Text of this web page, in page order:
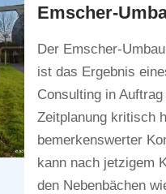
Emscher-
Der Emscher-
ist das Ergebnis
Consulting in
Zeitplanung kritisch
bemerkenswerter
kann nach jetzigem
den Nebenbächen